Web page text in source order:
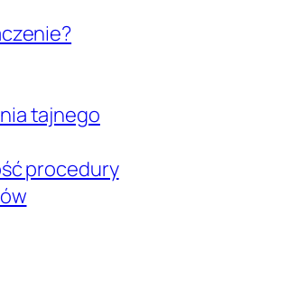
tajnego
procedury